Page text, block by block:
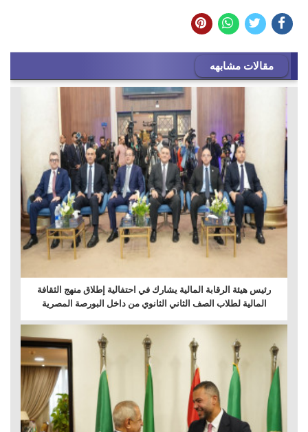
مقالات مشابهه
رئيس هيئة الرقابة المالية يشارك في احتفالية إطلاق منهج الثقافة
المالية لطلاب الصف الثاني الثانوي من داخل البورصة المصرية